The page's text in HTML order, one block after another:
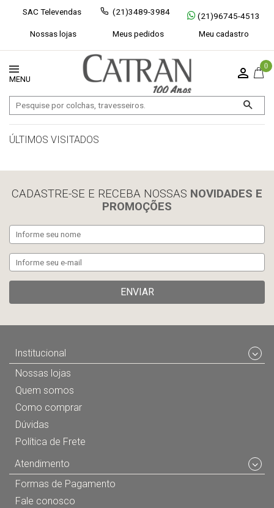
SAC Televendas (21)3489-3984
(21)96745-4513
Nossas lojas
Meus pedidos Meu cadastro
0
Exibir todos Fechar [×]
ÚLTIMOS VISITADOS
CADASTRE-SE E RECEBA NOSSAS NOVIDADES E
PROMOÇÕES
ENVIAR
Institucional
Nossas lojas
Quem somos
Como comprar
Dúvidas
Política de Frete
Atendimento
Formas de Pagamento
Fale conosco